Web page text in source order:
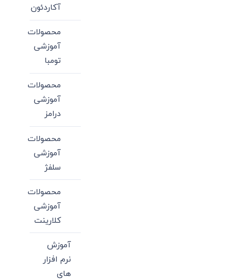
آکاردئون
محصولات
آموزشی
تومبا
محصولات
آموزشی
درامز
محصولات
آموزشی
سلفژ
محصولات
آموزشی
کلارینت
آموزش
نرم افزار
های